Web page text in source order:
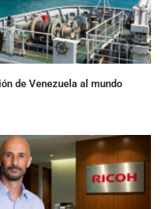
de Venezuela al mundo